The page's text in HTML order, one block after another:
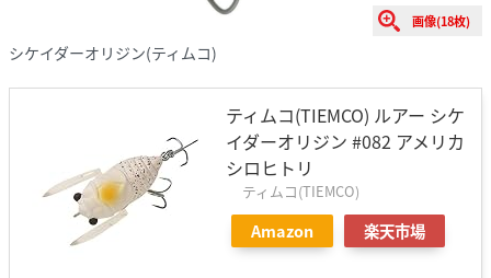
画像(18枚)
シケイダーオリジン(ティムコ)
ティムコ(TIEMCO) ルアー シケ
イダーオリジン #082 アメリカ
シロヒトリ
ティムコ(TIEMCO)
Amazon 楽天市場